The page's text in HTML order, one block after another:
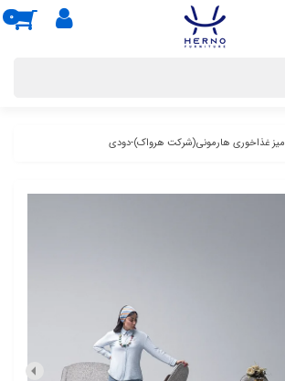
0
میز غذاخوری هارمونی(شرکت هرواک)-دودی